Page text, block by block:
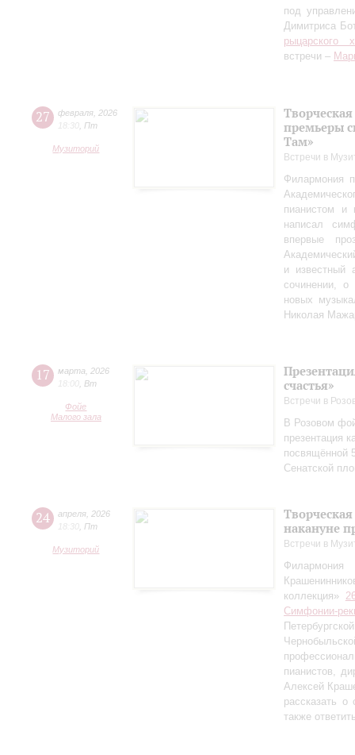
под
Димитриса
рыцарского
встречи –
27 февраля 2026
18:30 Пт
Музиторий
премьеры
Там»
Встречи в
Филармония
пианистом и
написал
впервые
и известный
сочинении,
новых
Николая
17 марта
2026
18:00 Вт
Фойе
Малого зала
счастья»
Встречи в
В Розовом
презентация
посвящённой
Сенатской
24 апреля 2026
18:30 Пт
Музиторий
накануне
Встречи в
коллекция»
Симфонии-
пианистов,
Алексей
рассказать
также